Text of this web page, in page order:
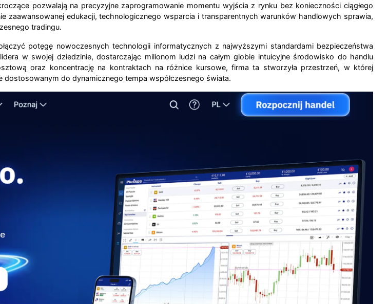
pozwalają na precyzyjne zaprogramowanie momentu wyjścia z rynku bez konieczności ciągłego
zaawansowanej edukacji, technologicznego wsparcia i transparentnych warunków handlowych sprawia,
tradingu.
potęgę nowoczesnych technologii informatycznych z najwyższymi standardami bezpieczeństwa
w swojej dziedzinie, dostarczając milionom ludzi na całym globie intuicyjne środowisko do handlu
oraz koncentrację na kontraktach na różnice kursowe, firma ta stworzyła przestrzeń, w której
do dynamicznego tempa współczesnego świata.